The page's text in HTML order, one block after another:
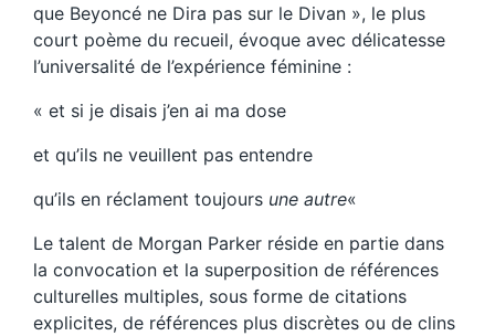
que Beyoncé ne Dira pas sur le Divan », le plus
court poème du recueil, évoque avec délicatesse
l’universalité de l’expérience féminine :
« et si je disais j’en ai ma dose
et qu’ils ne veuillent pas entendre
qu’ils en réclament toujours une autre«
Le talent de Morgan Parker réside en partie dans
la convocation et la superposition de références
culturelles multiples, sous forme de citations
explicites, de références plus discrètes ou de clins